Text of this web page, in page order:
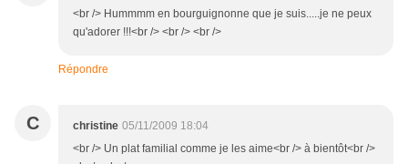
<br /> Hummmm en bourguignonne que je suis.....je ne peux
qu'adorer !!!<br /> <br /> <br />
Répondre
C christine 05/11/2009 18:04
<br /> Un plat familial comme je les aime<br /> à bientôt<br />